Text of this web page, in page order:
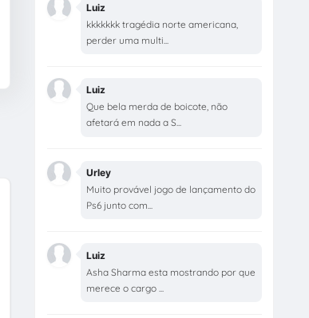
Luiz
kkkkkkk tragédia norte americana,
perder uma multi...
Luiz
Que bela merda de boicote, não
afetará em nada a S...
Urley
Muito provável jogo de lançamento do
Ps6 junto com...
Luiz
Asha Sharma esta mostrando por que
merece o cargo ...